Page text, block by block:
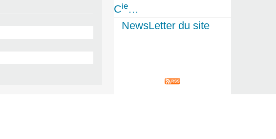
Cie…
NewsLetter du site